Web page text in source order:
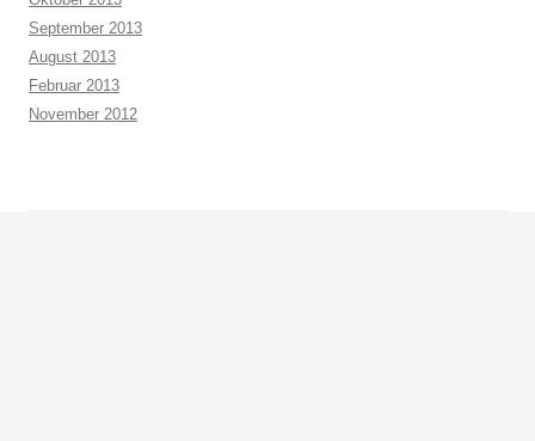
September 2013
August 2013
Februar 2013
November 2012